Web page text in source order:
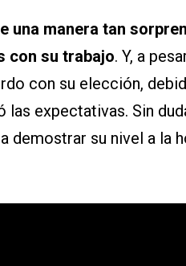
una manera tan
con su trabajo. Y, a
con su elección,
expectativas. Sin
demostrar su nivel a la